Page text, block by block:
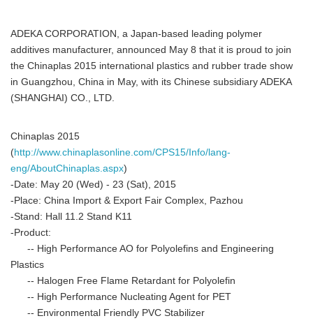
ADEKA CORPORATION, a Japan-based leading polymer
additives manufacturer, announced May 8 that it is proud to join
the Chinaplas 2015 international plastics and rubber trade show
in Guangzhou, China in May, with its Chinese subsidiary ADEKA
(SHANGHAI) CO., LTD.
Chinaplas 2015
(http://www.chinaplasonline.com/CPS15/Info/lang-
eng/AboutChinaplas.aspx)
-Date: May 20 (Wed) - 23 (Sat), 2015
-Place: China Import & Export Fair Complex, Pazhou
-Stand: Hall 11.2 Stand K11
-Product:
-- High Performance AO for Polyolefins and Engineering
Plastics
-- Halogen Free Flame Retardant for Polyolefin
-- High Performance Nucleating Agent for PET
-- Environmental Friendly PVC Stabilizer